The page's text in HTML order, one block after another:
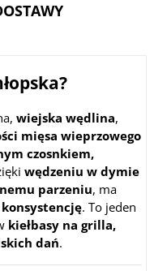
wiejska wędlina,
mięsa wieprzowego
czosnkiem,
wędzeniu w dymie
parzeniu, ma
. To jeden
kiełbasy na grilla,
dań.